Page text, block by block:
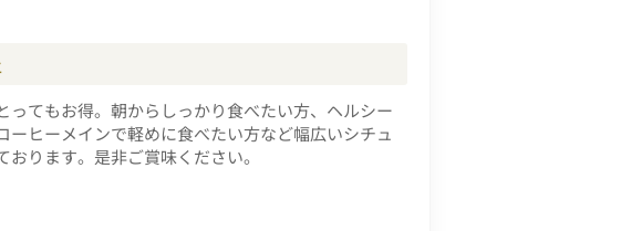
ってもお得。朝からしっかり食べたい方、ヘルシー
ーヒーメインで軽めに食べたい方など幅広いシチュ
ります。是非ご賞味ください。